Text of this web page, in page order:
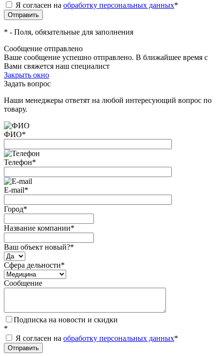
Я согласен на обработку персональных данных*
* - Поля, обязательные для заполнения
Сообщение отправлено
Ваше сообщение успешно отправлено. В ближайшее время с
Вами свяжется наш специалист
Закрыть окно
Задать вопрос
Наши менеджеры ответят на любой интересующий вопрос по
товару.
ФИО*
Телефон*
E-mail*
Город*
Название компании*
Ваш объект новый?*
Сфера дельности*
Сообщение
Подписка на новости и скидки
*
Я согласен на обработку персональных данных*